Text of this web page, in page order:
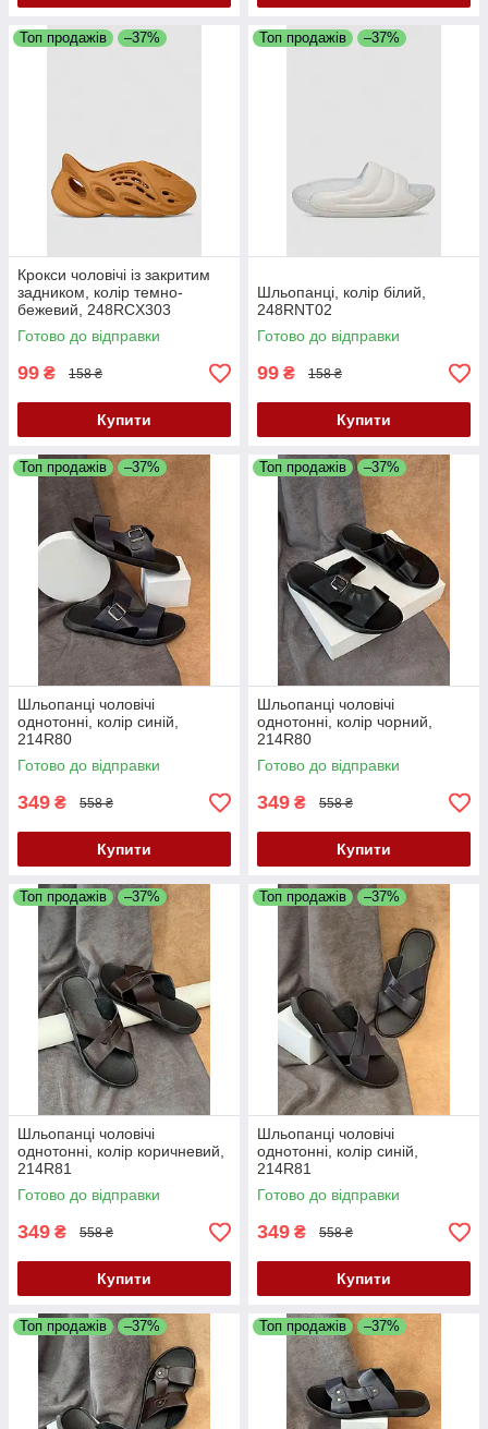
Топ продажів –37%
Крокси чоловічі із закритим
задником, колір темно-
бежевий, 248RCX303
Готово до відправки
99 ₴ 158 ₴
Купити
Топ продажів –37%
Шльопанці, колір білий,
248RNT02
Готово до відправки
99 ₴ 158 ₴
Купити
Топ продажів –37%
Шльопанці чоловічі
однотонні, колір синій,
214R80
Готово до відправки
349 ₴ 558 ₴
Купити
Топ продажів –37%
Шльопанці чоловічі
однотонні, колір чорний,
214R80
Готово до відправки
349 ₴ 558 ₴
Купити
Топ продажів –37%
Шльопанці чоловічі
однотонні, колір коричневий,
214R81
Готово до відправки
349 ₴ 558 ₴
Купити
Топ продажів –37%
Шльопанці чоловічі
однотонні, колір синій,
214R81
Готово до відправки
349 ₴ 558 ₴
Купити
Топ продажів –37% Топ продажів –37%